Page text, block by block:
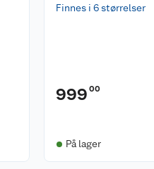
Finnes i 6 størrelser
999 00
På lager